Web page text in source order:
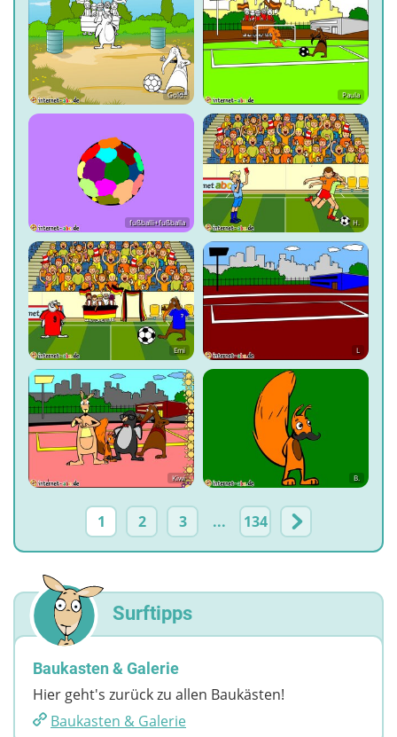
Gold. Paula
fußballi+fußballa H.
Emi L
Kiwi B.
1 2 3 ... 134
Surftipps
Baukasten & Galerie
Hier geht's zurück zu allen Baukästen!
Baukasten & Galerie